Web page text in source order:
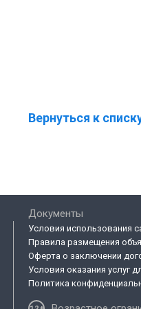
Вернуться к
Документы
Условия использования
Правила размещения
Оферта о заключении
Условия оказания услуг
Политика